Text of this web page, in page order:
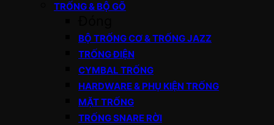
TRỐNG & BỘ GÕ
BỘ TRỐNG CƠ & TRỐNG JAZZ
TRỐNG ĐIỆN
CYMBAL TRỐNG
HARDWARE & PHỤ KIỆN TRỐNG
MẶT TRỐNG
TRỐNG SNARE RỜI